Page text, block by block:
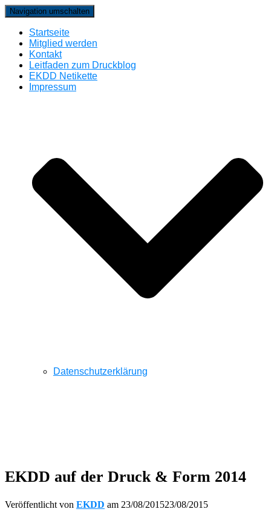
Navigation umschalten
Startseite
Mitglied werden
Kontakt
Leitfaden zum Druckblog
EKDD Netikette
Impressum
Datenschutzerklärung
EKDD auf der Druck & Form 2014
Veröffentlicht von EKDD am 23/08/201523/08/2015